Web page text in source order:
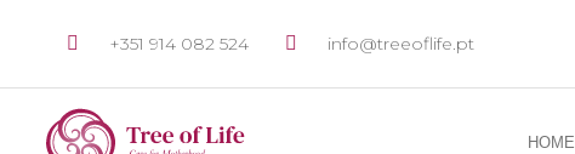
+351 914 082 524 info@treeoflife.pt
HOME